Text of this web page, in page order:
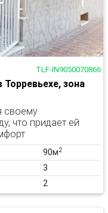
TLF-IN9050070866
зона
своему
что придает ей
90м2
3
2